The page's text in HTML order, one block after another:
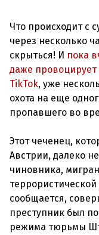
Что происходит с
через несколько
скрыться! И пока
даже
TikTok, уже
охота на еще
пропавшего во
Этот чеченец,
Австрии, далеко
чиновника,
сообщается,
преступник был
режима тюрьмы